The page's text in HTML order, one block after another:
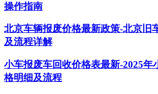
操作指南
北京车辆报废价格最新政策-北京旧
及流程详解
小车报废车回收价格表最新-2025年
格明细及流程